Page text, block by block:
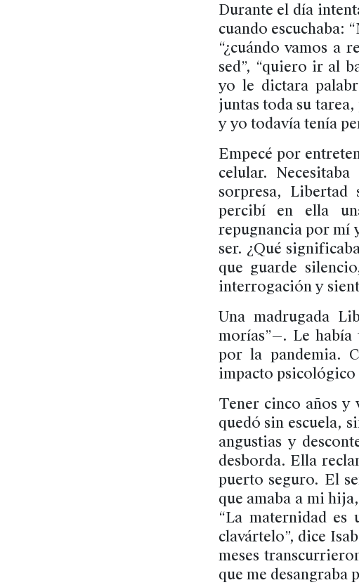
Durante el día
cuando escuchaba:
“¿cuándo vamos a
sed”, “quiero ir al
yo le dictara
juntas toda su
y yo todavía tenía
Empecé por
celular.
sorpresa, Libertad
percibí en ella
repugnancia por mí
ser. ¿Qué
que guarde
interrogación y
Una madrugada
morías”—. Le
por la pandemia.
impacto psicológico
Tener cinco años
quedó sin escuela,
angustias y
desborda. Ella
puerto seguro. El
que amaba a mi
“La maternidad
clavártelo”, dice
meses
que me desangraba